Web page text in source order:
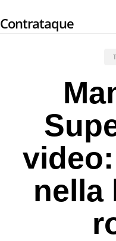
to
Contrataque
video:
nella